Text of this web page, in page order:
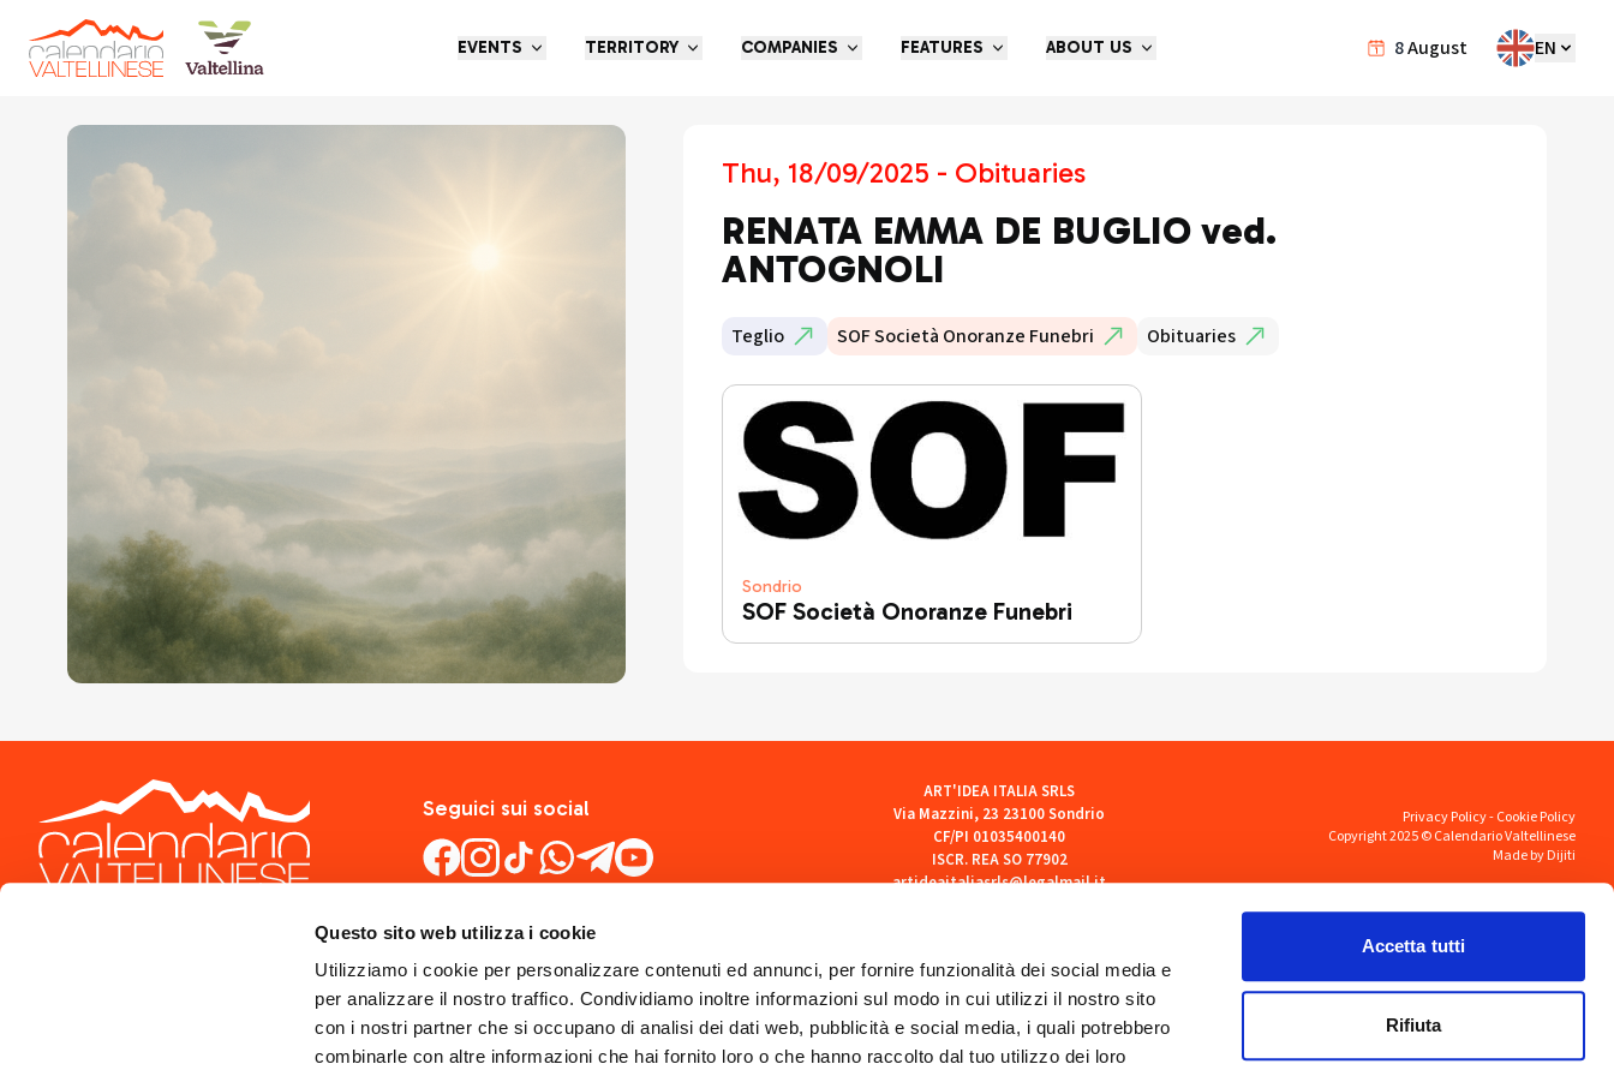
Questo sito web utilizza i cookie
Utilizziamo i cookie per personalizzare contenuti ed annunci, per fornire funzionalità dei social media e
per analizzare il nostro traffico. Condividiamo inoltre informazioni sul modo in cui utilizzi il nostro sito
con i nostri partner che si occupano di analisi dei dati web, pubblicità e social media, i quali potrebbero
combinarle con altre informazioni che hai fornito loro o che hanno raccolto dal tuo utilizzo dei loro
Accetta tutti
Rifiuta
8August EN
EVENTS TERRITORY COMPANIES FEATURES ABOUT US
Go back
Thu, 18/09/2025 - Obituaries
RENATA EMMA DE BUGLIO ved.
ANTOGNOLI
Teglio SOF Società Onoranze Funebri Obituaries
Sondrio
SOF Società Onoranze Funebri
Seguici sui social
ART'IDEA ITALIA SRLS
Via Mazzini, 23 23100 Sondrio
CF/PI 01035400140
ISCR. REA SO 77902
artideaitaliasrls@legalmail.it
Privacy Policy-Cookie Policy
Copyright 2025 © Calendario Valtellinese
Made by Dijiti